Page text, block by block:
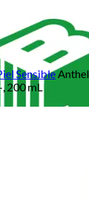
Sensible
200 mL